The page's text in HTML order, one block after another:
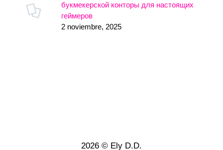
букмекерской конторы для настоящих
геймеров
2 noviembre, 2025
2026 © Ely D.D.